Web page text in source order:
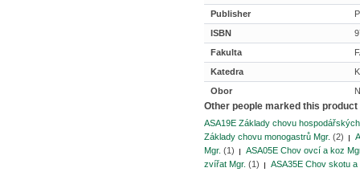
Publisher
ISBN
Fakulta
Katedra
Obor
Other people marked this
ASA19E Základy chovu
Základy chovu monogastrů Mgr. (2)
Mgr. (1)
ASA05E Chov ovcí a koz
zvířat Mgr. (1)
ASA35E Chov skotu